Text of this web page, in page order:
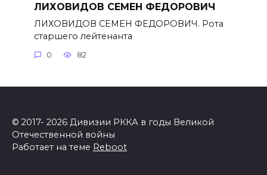
ЛИХОВИДОВ СЕМЕН ФЕДОРОВИЧ
ЛИХОВИДОВ СЕМЕН ФЕДОРОВИЧ. Рота
старшего лейтенанта
0 82
© 2017- 2026 Дивизии РККА в годы Великой
Отечественной войны
Работает на теме Reboot